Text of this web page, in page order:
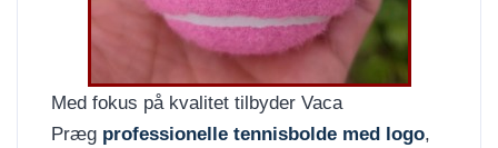
Med fokus på kvalitet tilbyder Vaca
Præg professionelle tennisbolde med logo,